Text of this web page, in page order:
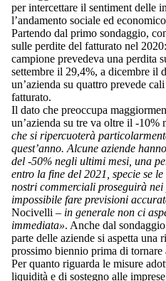
per intercettare il sentiment delle
l’andamento sociale ed
Partendo dal primo sondaggio,
sulle perdite del fatturato nel
campione prevedeva una perdita
settembre il 29,4%, a dicembre il
un’azienda su quattro prevede
fatturato.
Il dato che preoccupa
un’azienda su tre va oltre il -10%
che si ripercuoterà
quest’anno. Alcune aziende
del -50% negli ultimi mesi, una
entro la fine del 2021, specie se
nostri commerciali proseguirà
impossibile fare previsioni
Nocivelli – in generale non ci
immediata». Anche dal
parte delle aziende si aspetta una
prossimo biennio prima di
Per quanto riguarda le misure
liquidità e di sostegno alle